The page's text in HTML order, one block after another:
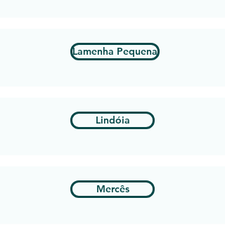
Lamenha Pequena
Lindóia
Mercês